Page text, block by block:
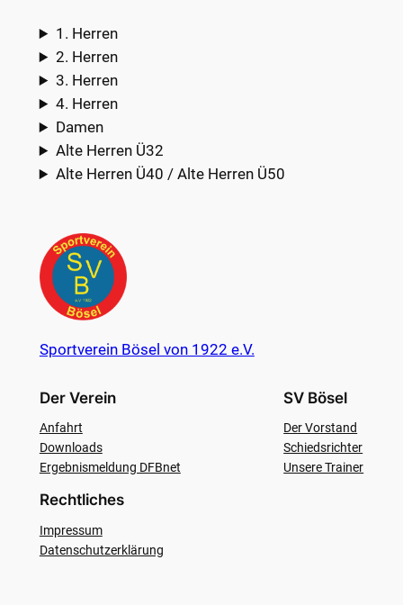
1. Herren
2. Herren
3. Herren
4. Herren
Damen
Alte Herren Ü32
Alte Herren Ü40 / Alte Herren Ü50
Sportverein Bösel von 1922 e.V.
Der Verein
Anfahrt
Downloads
Ergebnismeldung DFBnet
SV Bösel
Der Vorstand
Schiedsrichter
Unsere Trainer
Rechtliches
Impressum
Datenschutzerklärung